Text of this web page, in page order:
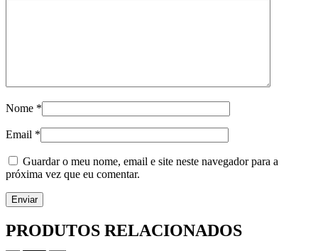
Nome *
Email *
Guardar o meu nome, email e site neste navegador para a
próxima vez que eu comentar.
PRODUTOS RELACIONADOS